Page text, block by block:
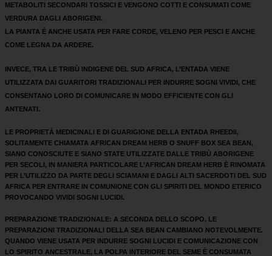
METABOLITI SECONDARI TOSSICI E VENGONO COTTI E CONSUMATI COME
VERDURA DAGLI ABORIGENI.
LA PIANTA È ANCHE USATA PER FARE CORDE, VELENO PER PESCI E ANCHE
COME LEGNA DA ARDERE.
INVECE, TRA LE TRIBÙ INDIGENE DEL SUD AFRICA, L’ENTADA VIENE
UTILIZZATA DAI GUARITORI TRADIZIONALI PER INDURRE SOGNI VIVIDI, CHE
CONSENTANO LORO DI COMUNICARE IN MODO EFFICIENTE CON GLI
ANTENATI.
LE PROPRIETÀ MEDICINALI E DI GUARIGIONE DELLA ENTADA RHEEDII,
SOLITAMENTE CHIAMATA AFRICAN DREAM HERB O SNUFF BOX SEA BEAN,
SIANO CONOSCIUTE E SIANO STATE UTILIZZATE DALLE TRIBÙ ABORIGENE
PER SECOLI, IN MANIERA PARTICOLARE L’AFRICAN DREAM HERB È RINOMATA
PER L’UTILIZZO DA PARTE DEGLI SCIAMANI E DAGLI ALTI SACERDOTI DEL SUD
AFRICA PER ENTRARE IN COMUNIONE CON GLI SPIRITI DEL MONDO ETERICO
PROVOCANDO VIVIDI SOGNI LUCIDI.
PREPARAZIONE TRADIZIONALE: A SECONDA DELLO SCOPO, LE
PREPARAZIONI TRADIZIONALI DELLA SEA BEAN CAMBIANO NOTEVOLMENTE.
QUANDO VIENE USATA PER INDURRE SOGNI LUCIDI E COMUNICAZIONE CON
LO SPIRITO ANCESTRALE, LA POLPA INTERIORE DEL SEME È CONSUMATA